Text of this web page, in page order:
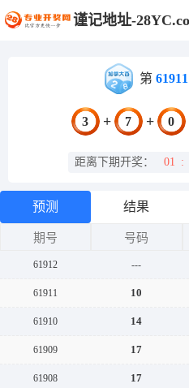
第61911
3 + 7 + 0
距离下期开奖： 01 :
预测 结果
期号 号码
61912 ---
61911 10
61910 14
61909 17
61908 17